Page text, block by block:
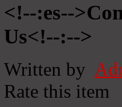
<!--:es--
Us<!--:-->
Written by
Rate this item